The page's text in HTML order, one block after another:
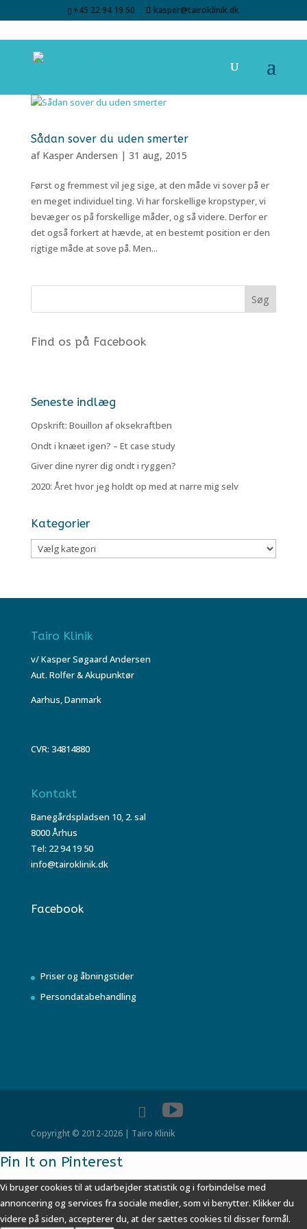
+45 22 94 19 50 kasper@tairoklinik.dk
Sådan sover du uden smerter
af Kasper Andersen | 31 aug, 2015
Først og fremmest vil jeg sige, at den måde vi sover på er
en meget individuel ting. Vi har forskellige kropstyper, vi
bevæger os på forskellige måder, og så videre. Derfor er
det også forkert at hævde, at en bestemt position er den
rigtige måde at sove på. Men...
Find os på Facebook
Seneste indlæg
Opskrift: Bouillon af oksekraftben
Ondt i knæet igen? – Et case study
Giver dine nyrer dig ondt i ryggen?
2020: Året hvor jeg holdt op med at narre mig selv
Kategorier
Kategorier
Tairo Klinik
v/ Kasper Søgaard Andersen
Aut. Rolfer & Akupunktør
Aarhus, Danmark
CVR: 34814880
Kontakt
Banegårdspladsen 10, 2. sal
8000 Århus
Tel: 22 94 19 50
info@tairoklinik.dk
Facebook
Priser og åbningstider
Persondatabehandling
Copyright © 2012-2026 | Tairo Klinik
Pin It on Pinterest
Vi bruger cookies til at udarbejder statistik og i forbindelse med
annoncering og services fra sociale medier, som vi benytter. Klikker du
videre på siden, accepterer du, at der sættes cookies til disser formål.